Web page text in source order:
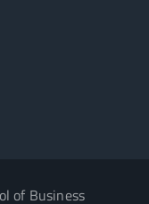
of Business